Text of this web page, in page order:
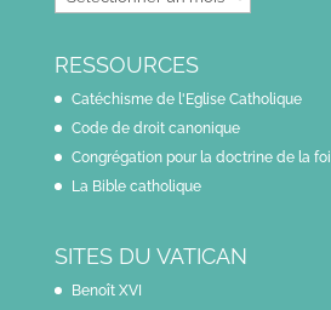
le
RESSOURCES
Catéchisme de l'Eglise Catholique
Code de droit canonique
Congrégation pour la doctrine de la foi
La Bible catholique
SITES DU VATICAN
Benoît XVI